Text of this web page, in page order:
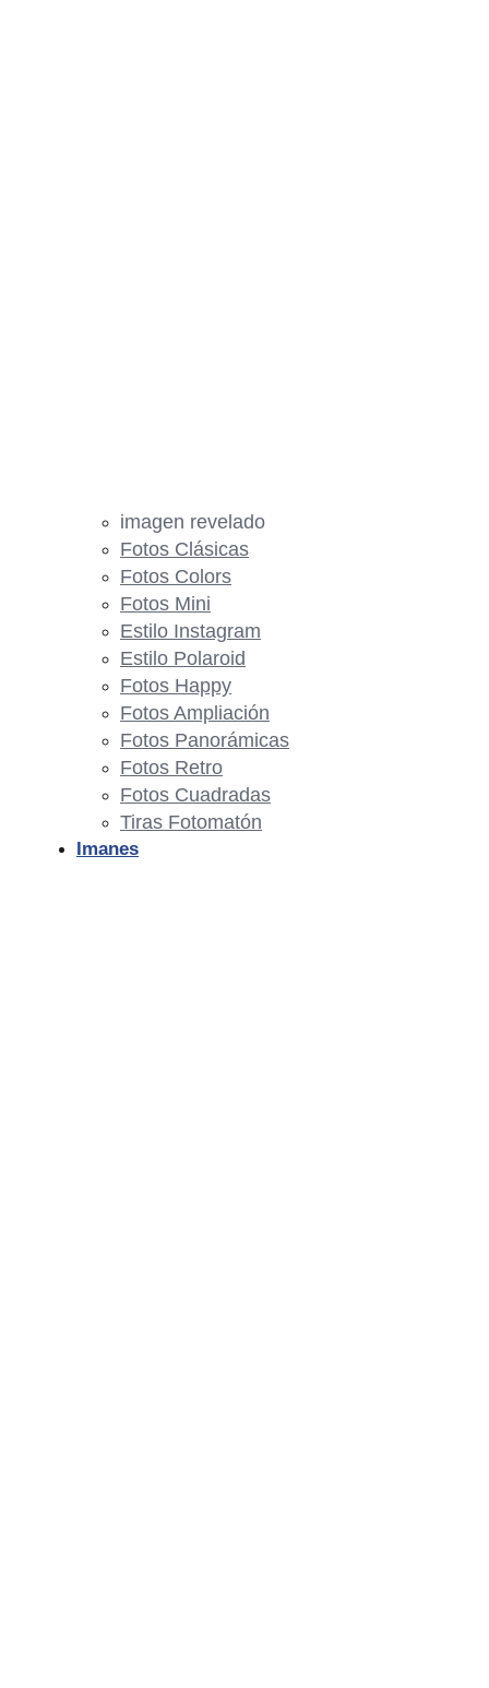
imagen revelado
Fotos Clásicas
Fotos Colors
Fotos Mini
Estilo Instagram
Estilo Polaroid
Fotos Happy
Fotos Ampliación
Fotos Panorámicas
Fotos Retro
Fotos Cuadradas
Tiras Fotomatón
Imanes